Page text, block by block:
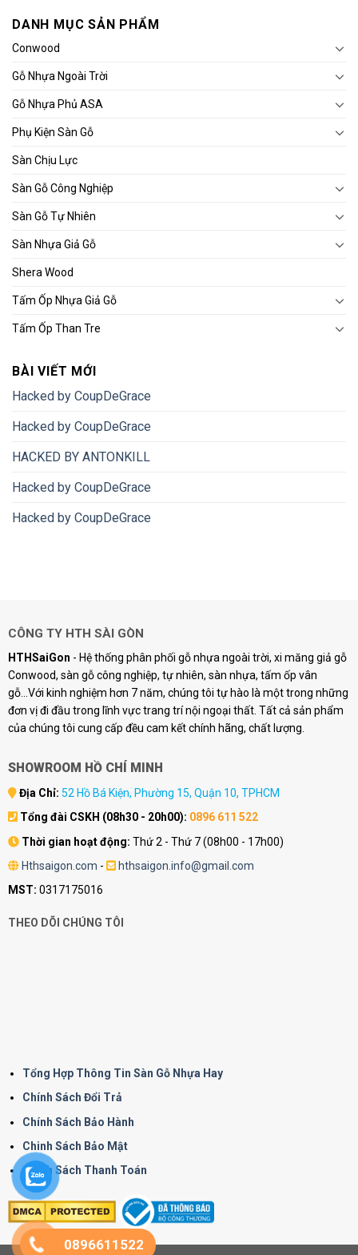
DANH MỤC SẢN PHẨM
Conwood
Gỗ Nhựa Ngoài Trời
Gỗ Nhựa Phủ ASA
Phụ Kiện Sàn Gỗ
Sàn Chịu Lực
Sàn Gỗ Công Nghiệp
Sàn Gỗ Tự Nhiên
Sàn Nhựa Giả Gỗ
Shera Wood
Tấm Ốp Nhựa Giả Gỗ
Tấm Ốp Than Tre
BÀI VIẾT MỚI
Hacked by CoupDeGrace
Hacked by CoupDeGrace
HACKED BY ANTONKILL
Hacked by CoupDeGrace
Hacked by CoupDeGrace
CÔNG TY HTH SÀI GÒN
HTHSaiGon - Hệ thống phân phối gỗ nhựa ngoài trời, xi măng giả gỗ
Conwood, sàn gỗ công nghiệp, tự nhiên, sàn nhựa, tấm ốp vân
gỗ...Với kinh nghiệm hơn 7 năm, chúng tôi tự hào là một trong những
đơn vị đi đầu trong lĩnh vực trang trí nội ngoại thất. Tất cả sản phẩm
của chúng tôi cung cấp đều cam kết chính hãng, chất lượng.
SHOWROOM HỒ CHÍ MINH
Địa Chỉ: 52 Hồ Bá Kiện, Phường 15, Quận 10, TPHCM
Tổng đài CSKH (08h30 - 20h00): 0896 611 522
Thời gian hoạt động: Thứ 2 - Thứ 7 (08h00 - 17h00)
Hthsaigon.com -
hthsaigon.info@gmail.com
MST: 0317175016
THEO DÕI CHÚNG TÔI
Tổng Hợp Thông Tin Sàn Gỗ Nhựa Hay
Chính Sách Đổi Trả
Chính Sách Bảo Hành
Chinh Sách Bảo Mật
Chính Sách Thanh Toán
0896611522